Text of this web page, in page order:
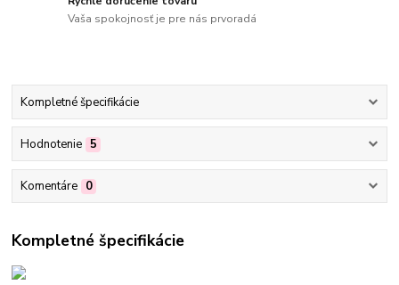
Vaša spokojnosť je pre nás prvoradá
Kompletné špecifikácie
Hodnotenie 5
Komentáre 0
Kompletné špecifikácie